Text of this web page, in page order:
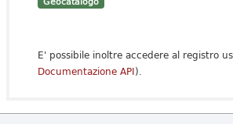
E' possibile inoltre accedere al registro
Documentazione API).